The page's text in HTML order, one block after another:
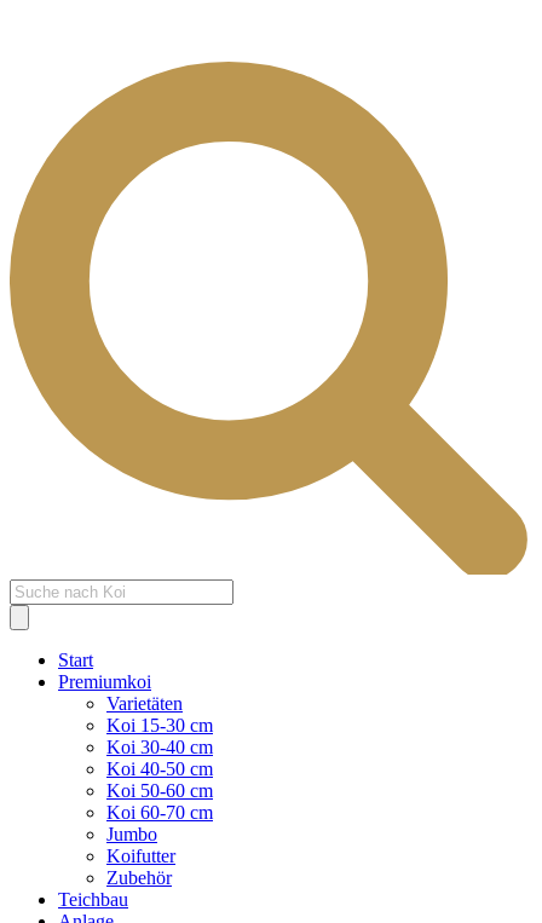
Products
search
Start
Premiumkoi
Varietäten
Koi 15-30 cm
Koi 30-40 cm
Koi 40-50 cm
Koi 50-60 cm
Koi 60-70 cm
Jumbo
Koifutter
Zubehör
Teichbau